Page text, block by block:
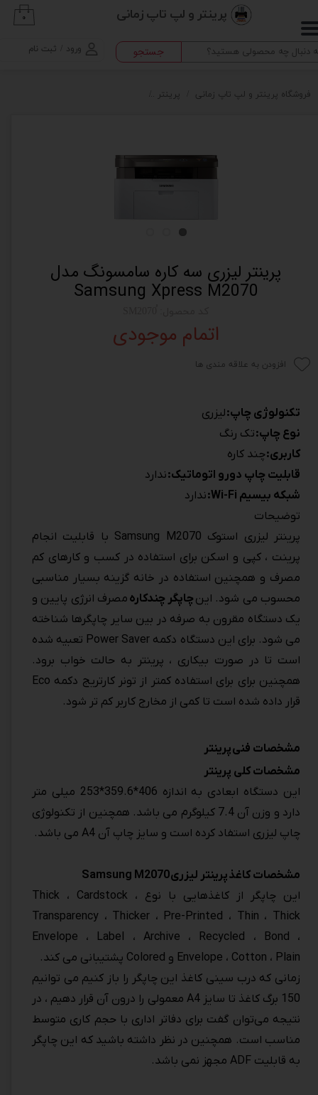
پرینتر و لپ تاپ زمانی
ورود ثبت نام
حساب کاربری من
تغییر گذر واژه
سفارشات
۰
جستجو
فروشگاه پرینتر و لپ تاپ زمانی پرینتر
پرینتر لیزری سه کاره سامسونگ مدل
Samsung Xpress M2070
اتمام موجودی
افزودن به علاقه مندی ها
تکنولوژی چاپ:لیزری
نوع چاپ:تک رنگ
کاربری:چند کاره
قابلیت چاپ دورو اتوماتیک:ندارد
شبکه بیسیم Wi-Fi:
ندارد
توضیحات
پرینتر لیزری استوک Samsung M2070 با قابلیت انجام
پرینت ، کپی و اسکن برای استفاده در کسب و کارهای کم
مصرف و همچنین استفاده در خانه گزینه بسیار مناسبی
محسوب می شود. این چاپگر چندکاره مصرف انرژی پایین و
یک دستگاه مقرون به صرفه در بین سایر چاپگرها شناخته
می شود. برای این دستگاه دکمه Power Saver تعبیه شده
است تا در صورت بیکاری ، پرینتر به حالت خواب برود.
همچنین برای برای استفاده کمتر از تونر کارتریج دکمه Eco
قرار داده شده است تا کمی از مخارج کاربر کم تر شود.
مشخصات فنیپرینتر
مشخصات کلی پرینتر
این دستگاه ابعادی به اندازه 406*359.6*253 میلی متر
دارد و وزن آن 7.4 کیلوگرم می باشد. همچنین از تکنولوژی
چاپ لیزری استفاد کرده است و سایز چاپ آن A4 می باشد.
مشخصات کاغذپرینتر لیزریSamsung M2070
این چاپگر از کاغذهایی با نوع Thick ، Cardstock ،
Transparency ، Thicker ، Pre-Printed ، Thin ، Thick
Envelope ، Label ، Archive ، Recycled ، Bond ،
Envelope ، Cotton ، Plain و Colored پشتیبانی می کند.
زمانی که درب سینی کاغذ این چاپگر را باز کنیم می توانیم
150 برگ کاغذ تا سایز A4 معمولی را درون آن قرار دهیم ، در
نتیجه می‌توان گفت برای دفاتر اداری با حجم کاری متوسط
مناسب است. همچنین در نظر داشته باشید که این چاپگر
به قابلیت ADF مجهز نمی باشد.